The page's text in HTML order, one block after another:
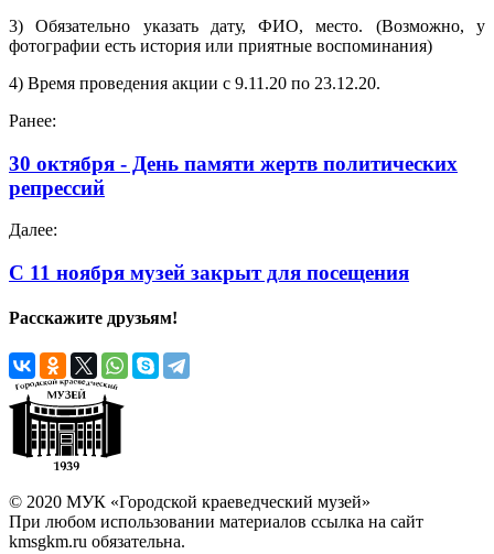
3) Обязательно указать дату, ФИО, место. (Возможно, у
фотографии есть история или приятные воспоминания)
4) Время проведения акции с 9.11.20 по 23.12.20.
Ранее:
30 октября - День памяти жертв политических
репрессий
Далее:
С 11 ноября музей закрыт для посещения
Расскажите друзьям!
© 2020 МУК «Городской краеведческий музей»
При любом использовании материалов ссылка на сайт
kmsgkm.ru обязательна.